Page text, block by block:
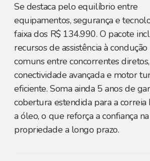
Se destaca pelo equilíbrio entre
equipamentos, segurança e
faixa dos R$ 134.990. O pacote
recursos de assistência à
comuns entre concorrentes
conectividade avançada e motor
eficiente. Soma ainda 5 anos de
cobertura estendida para a correia
a óleo, o que reforça a confiança na
propriedade a longo prazo.